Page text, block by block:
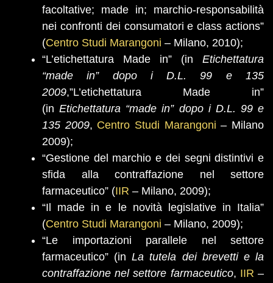
facoltative; made in; marchio-responsabilità
nei confronti dei consumatori e class actions”
(Centro Studi Marangoni – Milano, 2010);
“L’etichettatura Made in” (in Etichettatura
“made in” dopo i D.L. 99 e 135
2009,”L’etichettatura Made in”
(inEtichettatura “made in” dopo i D.L. 99 e
135 2009, Centro Studi Marangoni – Milano
2009);
“Gestione del marchio e dei segni distintivi e
sfida alla contraffazione nel settore
farmaceutico” (IIR – Milano, 2009);
“Il made in e le novità legislative in Italia”
(Centro Studi Marangoni – Milano, 2009);
“Le importazioni parallele nel settore
farmaceutico” (inLa tutela dei brevetti e la
contraffazione nel settore farmaceutico, IIR –